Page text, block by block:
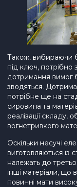
Також, вибираючи
під ключ, потрібно
дотримання вимог
зводяться.
потрібне ще на
сировина та
реалізації складу,
вогнетривкого
Оскільки несучі
виготовляються із
належать до
інші матеріали, що
повинні мати